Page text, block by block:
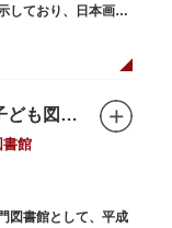
しており、日本画本
国立国会図書館国際子ども図書館
書館
図書館として、平成